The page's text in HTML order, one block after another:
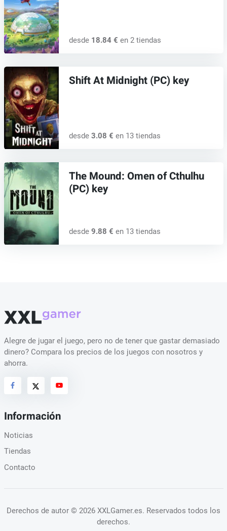
desde 18.84 € en 2 tiendas
Shift At Midnight (PC) key
desde 3.08 € en 13 tiendas
The Mound: Omen of Cthulhu
(PC) key
desde 9.88 € en 13 tiendas
Alegre de jugar el juego, pero no de tener que gastar demasiado
dinero? Compara los precios de los juegos con nosotros y
ahorra.
Información
Noticias
Tiendas
Contacto
Derechos de autor © 2026 XXLGamer.es. Reservados todos los
derechos.